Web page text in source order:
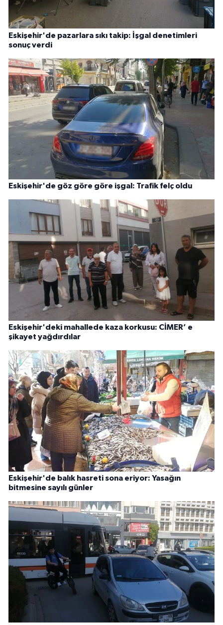
Eskişehir'de pazarlara sıkı takip: İşgal denetimleri
sonuç verdi
Eskişehir'de göz göre göre işgal: Trafik felç oldu
Eskişehir'deki mahallede kaza korkusu: CİMER’ e
şikayet yağdırdılar
Eskişehir'de balık hasreti sona eriyor: Yasağın
bitmesine sayılı günler